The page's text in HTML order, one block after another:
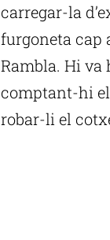
carregar-la
furgoneta cap
Rambla. Hi va
comptant-hi
robar-li el